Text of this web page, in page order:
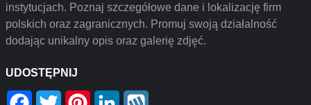
instytucjach. Poznaj szczegółowe dane i lokalizację firm
polskich oraz zagranicznych. Promuj swoją działalność
dodając unikalny opis oraz galerię zdjęć.
UDOSTĘPNIJ
Facebook
Twitter PinterestLinkedIn